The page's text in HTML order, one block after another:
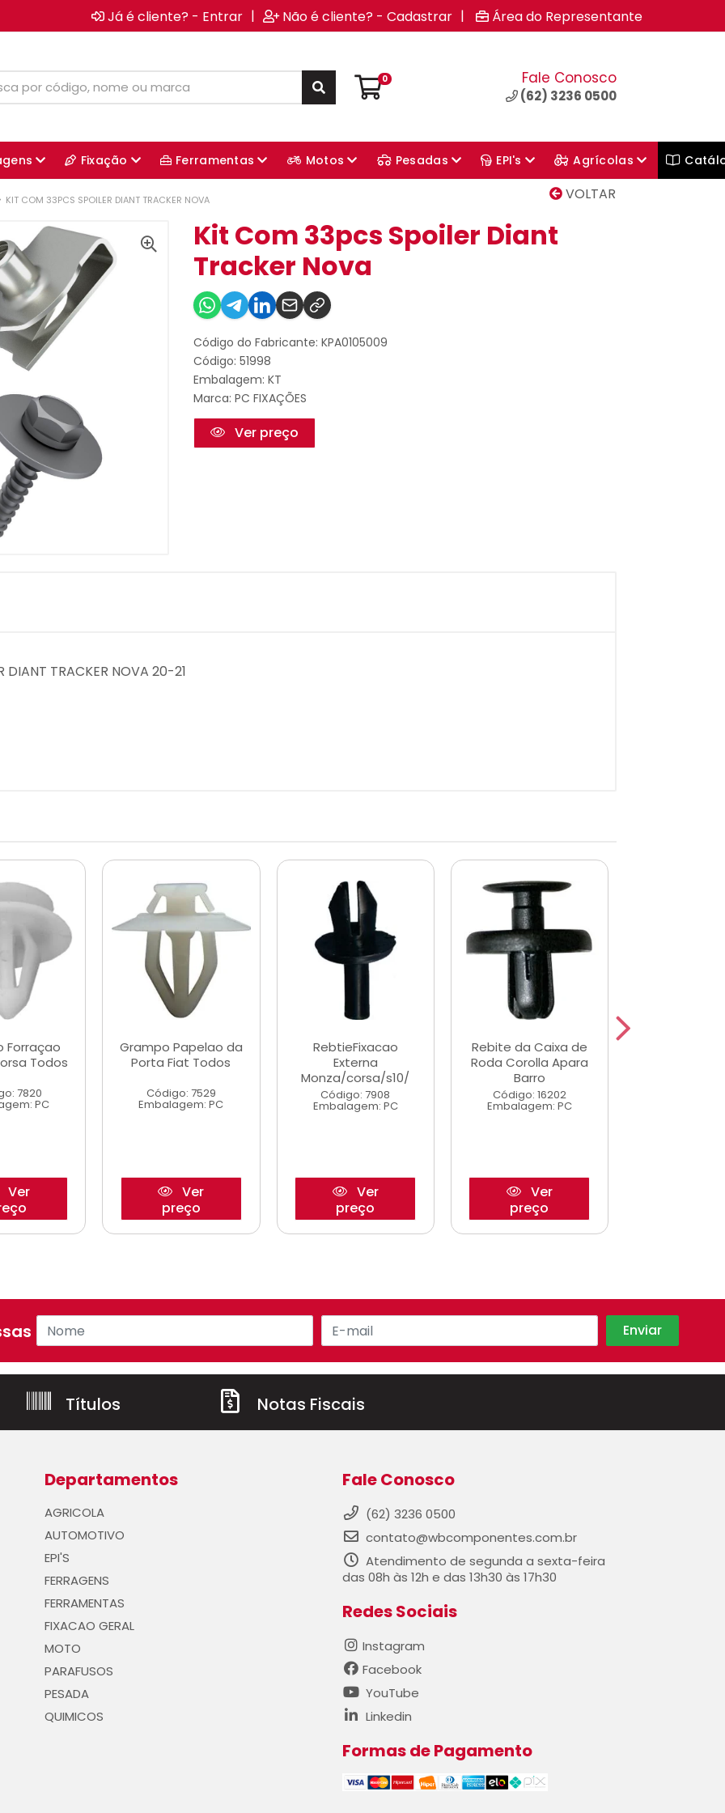
Já é cliente? - Entrar | Não é cliente? - Cadastrar | Área do Representante
0 Fale Conosco
(62) 3236 0500
Fixação Ferramentas Motos Pesadas EPI's Agrícolas
VOLTAR
KIT COM 33PCS SPOILER DIANT TRACKER NOVA
Kit Com 33pcs Spoiler Diant
Tracker Nova
Código do Fabricante: KPA0105009
Código: 51998
Embalagem: KT
Marca: PC FIXAÇÕES
Ver preço
TRACKER NOVA 20-21
Forraçao
Todos
7820
PC
Ver
Grampo Papelao da
Porta Fiat Todos
Código: 7529
Embalagem: PC
Ver
preço
RebtieFixacao
Externa
Monza/corsa/s10/
Código: 7908
Embalagem: PC
Ver
preço
Rebite da Caixa de
Roda Corolla Apara
Barro
Código: 16202
Embalagem: PC
Ver
preço
ofertas!
Títulos Notas Fiscais
Departamentos
AGRICOLA
AUTOMOTIVO
EPI'S
FERRAGENS
FERRAMENTAS
FIXACAO GERAL
MOTO
PARAFUSOS
PESADA
QUIMICOS
Fale Conosco
(62) 3236 0500
contato@wbcomponentes.com.br
Atendimento de segunda a sexta-feira
das 08h às 12h e das 13h30 às 17h30
Redes Sociais
Instagram
Facebook
YouTube
Linkedin
Formas de Pagamento